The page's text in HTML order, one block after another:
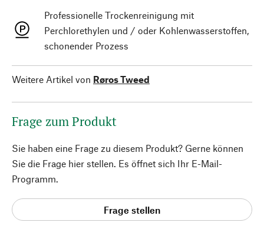
Professionelle Trockenreinigung mit
Perchlorethylen und / oder Kohlenwasserstoffen,
schonender Prozess
Weitere Artikel von Røros Tweed
Frage zum Produkt
Sie haben eine Frage zu diesem Produkt? Gerne können
Sie die Frage hier stellen. Es öffnet sich Ihr E-Mail-
Programm.
Frage stellen